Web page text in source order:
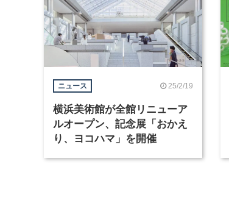
ニュース 25/2/19
横浜美術館が全館リニューア
ルオープン、記念展「おかえ
り、ヨコハマ」を開催